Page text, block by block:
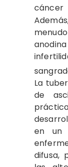
La
de
en un
difusa,